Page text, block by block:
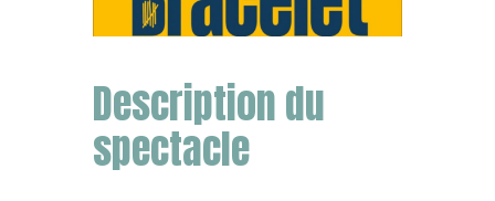
Description du
spectacle